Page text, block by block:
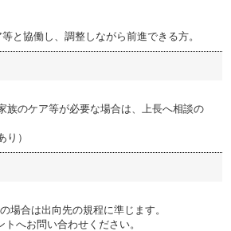
と協働し、調整しながら前進できる方。
族のケア等が必要な場合は、上長へ相談の
り）
場合は出向先の規程に準じます。
へお問い合わせください。